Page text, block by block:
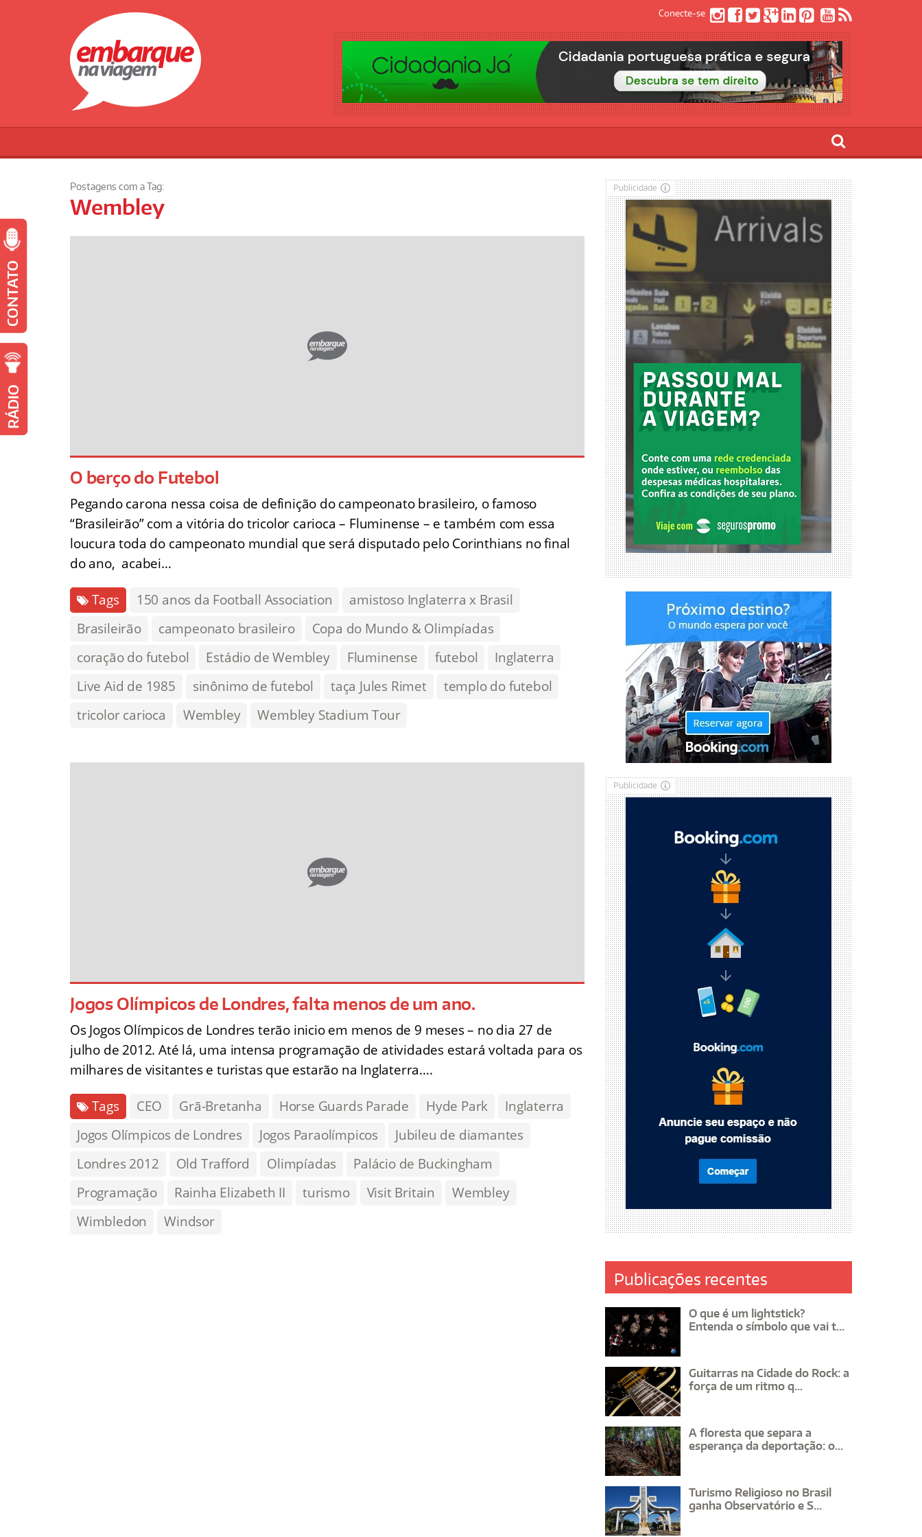
Conecte-se
Postagens com a Tag:
Wembley
O berço do Futebol
Pegando carona nessa coisa de definição do campeonato brasileiro, o famoso
“Brasileirão” com a vitória do tricolor carioca – Fluminense – e também com essa
loucura toda do campeonato mundial que será disputado pelo Corinthians no final
do ano, acabei…
Tags 150 anos da Football Association
amistoso Inglaterra x Brasil
Brasileirão
campeonato brasileiro
Copa do Mundo & Olimpíadas
coração do futebol
Estádio de Wembley Fluminense futebol
Inglaterra
Live Aid de 1985
sinônimo de futebol taça Jules Rimet
templo do futebol
tricolor carioca
Wembley Wembley Stadium Tour
Jogos Olímpicos de Londres, falta menos de um ano.
Os Jogos Olímpicos de Londres terão inicio em menos de 9 meses – no dia 27 de
julho de 2012. Até lá, uma intensa programação de atividades estará voltada para os
milhares de visitantes e turistas que estarão na Inglaterra….
Tags CEO Grã-Bretanha Horse Guards Parade Hyde Park
Inglaterra
Jogos Olímpicos de Londres
Jogos Paraolímpicos
Jubileu de diamantes
Londres 2012
Old Trafford Olimpíadas
Palácio de Buckingham
Programação
Rainha Elizabeth II turismo Visit Britain
Wembley
Wimbledon
Windsor
Publicidade
Publicidade
Publicações recentes
O que é um lightstick?
Entenda o símbolo que vai t...
Guitarras na Cidade do Rock: a
força de um ritmo q...
A floresta que separa a
esperança da deportação: o...
Turismo Religioso no Brasil
ganha Observatório e S...
CONTATO
RÁDIO